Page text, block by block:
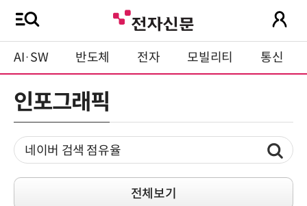
AI·SW 반도체 전자 모빌리티 통신
인포그래픽
전체보기